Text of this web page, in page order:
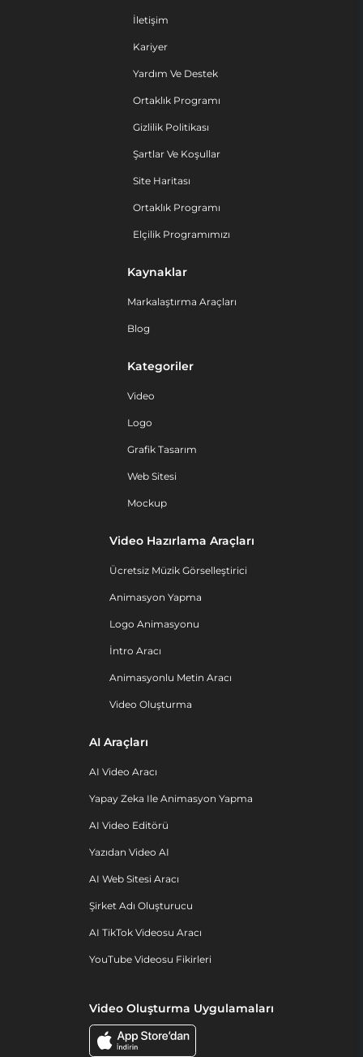
İletişim
Kariyer
Yardım Ve Destek
Ortaklık Programı
Gizlilik Politikası
Şartlar Ve Koşullar
Site Haritası
Ortaklık Programı
Elçilik Programımızı
Kaynaklar
Markalaştırma Araçları
Blog
Kategoriler
Video
Logo
Grafik Tasarım
Web Sitesi
Mockup
Video Hazırlama Araçları
Ücretsiz Müzik Görselleştirici
Animasyon Yapma
Logo Animasyonu
İntro Aracı
Animasyonlu Metin Aracı
Video Oluşturma
AI Araçları
AI Video Aracı
Yapay Zeka Ile Animasyon Yapma
AI Video Editörü
Yazıdan Video AI
AI Web Sitesi Aracı
Şirket Adı Oluşturucu
AI TikTok Videosu Aracı
YouTube Videosu Fikirleri
Video Oluşturma Uygulamaları